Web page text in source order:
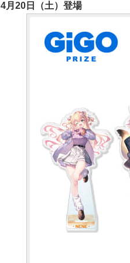
4月20日（土）登場